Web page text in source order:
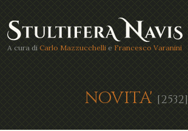
A cura di Carlo Mazzucchelli e Francesco Varanini
NOVITA' [2532]